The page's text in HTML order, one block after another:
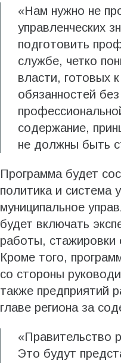
«Нам нужно не
управленческих
подготовить
службе, четко
власти, готовых
обязанностей
содержание,
не должны быть
Программа будет
политика и система
муниципальное
будет включать
работы, стажировки
Кроме того,
со стороны
также предприятий
главе региона за
«Правительство
Это будут